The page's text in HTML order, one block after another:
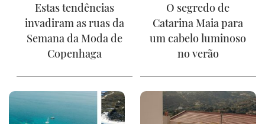
Estas tendências
invadiram as ruas da
Semana da Moda de
Copenhaga
O segredo de
Catarina Maia para
um cabelo luminoso
no verão